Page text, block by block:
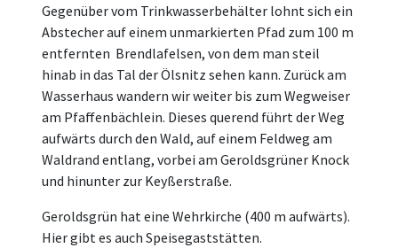
Gegenüber vom Trinkwasserbehälter lohnt sich ein
Abstecher auf einem unmarkierten Pfad zum 100 m
entfernten Brendlafelsen, von dem man steil
hinab in das Tal der Ölsnitz sehen kann. Zurück am
Wasserhaus wandern wir weiter bis zum Wegweiser
am Pfaffenbächlein. Dieses querend führt der Weg
aufwärts durch den Wald, auf einem Feldweg am
Waldrand entlang, vorbei am Geroldsgrüner Knock
und hinunter zur Keyßerstraße.
Geroldsgrün hat eine Wehrkirche (400 m aufwärts).
Hier gibt es auch Speisegaststätten.